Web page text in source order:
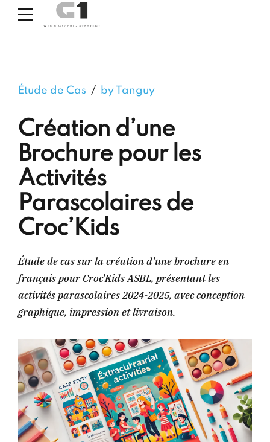
Étude de Cas by Tanguy
Création d’une
Brochure pour les
Activités
Parascolaires de
Croc’Kids
Étude de cas sur la création d'une brochure en
français pour Croc'Kids ASBL, présentant les
activités parascolaires 2024-2025, avec conception
graphique, impression et livraison.